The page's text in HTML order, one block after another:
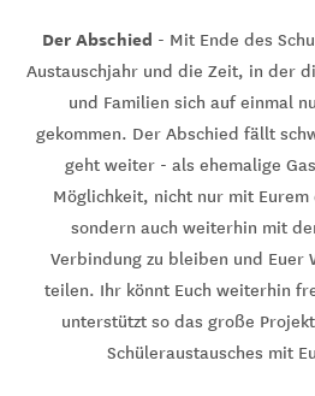
Der Abschied - Mit Ende des
Austauschjahr und die Zeit, in der
und Familien sich auf einmal
gekommen. Der Abschied fällt
geht weiter - als ehemalige
Möglichkeit, nicht nur mit Eurem
sondern auch weiterhin mit
Verbindung zu bleiben und Euer
teilen. Ihr könnt Euch weiterhin
unterstützt so das große
Schüleraustausches mit